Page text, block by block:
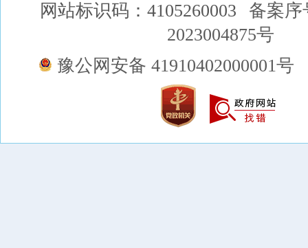
网站标识码：4105260003
备案序
2023004875号
豫公网安备 41910402000001号